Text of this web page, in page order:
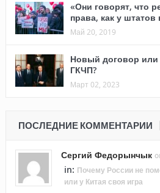
«Они говорят, что
права, как у
Май 20, 2019
Новый договор
ГКЧП?
Март 02, 2023
ПОСЛЕДНИЕ КОММЕНТАРИИ
Сергий Федорынчык
in: Почему России не
или у Китая своя игра